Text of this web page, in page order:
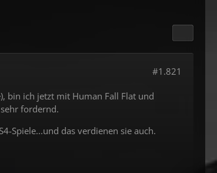
#1.821
bin ich jetzt mit Human Fall Flat und
fordernd.
Spiele...und das verdienen sie auch.